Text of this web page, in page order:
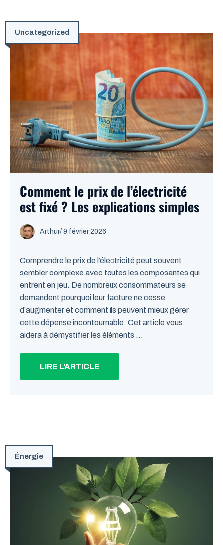
Uncategorized
Comment le prix de l’électricité
est fixé ? Les explications simples
Arthur/ 9 février 2026
Comprendre le prix de l’électricité peut souvent
sembler complexe avec toutes les composantes qui
entrent en jeu. De nombreux consommateurs se
demandent pourquoi leur facture ne cesse
d’augmenter et comment ils peuvent mieux gérer
cette dépense incontournable. Cet article vous
aidera à démystifier les éléments ...
LIRE L'ARTICLE
Énergie